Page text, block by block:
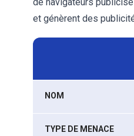
et génèrent des
NOM
TYPE DE MENACE